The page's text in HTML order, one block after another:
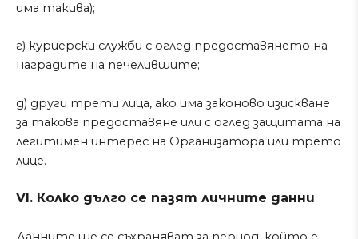
има такива);
г) куриерски служби с оглед предоставянето на
наградите на печелившите;
д) други трети лица, ако има законово изискване
за такова предоставяне или с оглед защитата на
легитимен интерес на Организатора или трето
лице.
VI. Колко дълго се пазят личните данни